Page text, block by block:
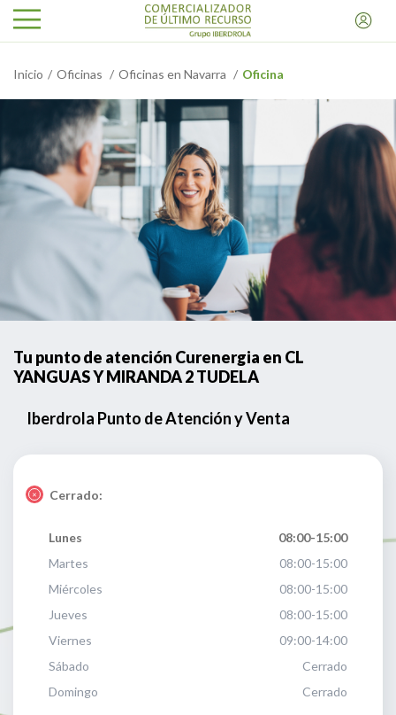
Inicio Oficinas Oficinas en Navarra Oficina
Tu punto de atención Curenergia en CL
YANGUAS Y MIRANDA 2 TUDELA
Iberdrola Punto de Atención y Venta
Cerrado:
Lunes
08:00-15:00
Martes
08:00-15:00
Miércoles
08:00-15:00
Jueves
08:00-15:00
Viernes
09:00-14:00
Sábado
Cerrado
Domingo
Cerrado